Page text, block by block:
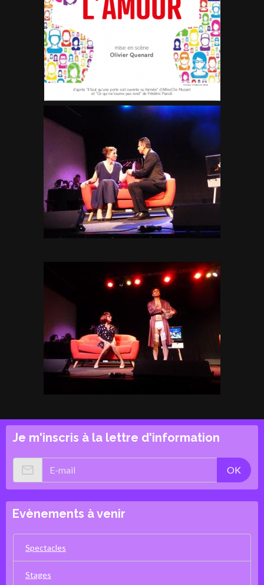
Je m'inscris à la lettre d'information
OK
Evènements à venir
Spectacles
Stages